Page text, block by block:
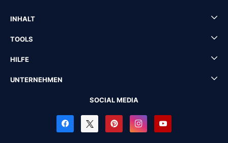
INHALT
TOOLS
HILFE
UNTERNEHMEN
SOCIAL MEDIA